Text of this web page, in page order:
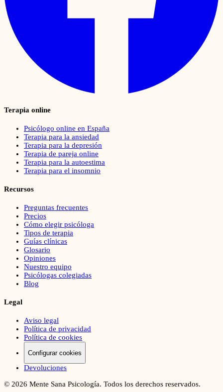
Terapia online
Psicólogo online en España
Terapia para la ansiedad
Terapia para la depresión
Terapia de pareja online
Terapia para la autoestima
Terapia para el insomnio
Recursos
Preguntas frecuentes
Precios
Cómo elegir psicóloga
Tipos de terapia
Guías clínicas
Glosario
Opiniones
Nuestro equipo
Psicólogas colegiadas
Blog
Legal
Aviso legal
Política de privacidad
Política de cookies
Configurar cookies
Devoluciones
© 2026 Mente Sana Psicología. Todos los derechos reservados.